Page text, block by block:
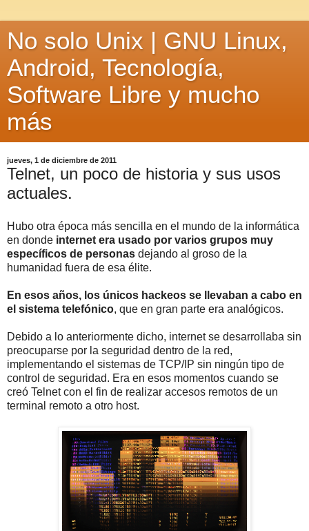
No solo Unix | GNU Linux,
Android, Tecnología,
Software Libre y mucho
más
jueves, 1 de diciembre de 2011
Telnet, un poco de historia y sus usos
actuales.
Hubo otra época más sencilla en el mundo de la informática
en donde internet era usado por varios grupos muy
específicos de personas dejando al groso de la
humanidad fuera de esa élite.
En esos años, los únicos hackeos se llevaban a cabo en
el sistema telefónico, que en gran parte era analógicos.
Debido a lo anteriormente dicho, internet se desarrollaba sin
preocuparse por la seguridad dentro de la red,
implementando el sistemas de TCP/IP sin ningún tipo de
control de seguridad. Era en esos momentos cuando se
creó Telnet con el fin de realizar accesos remotos de un
terminal remoto a otro host.